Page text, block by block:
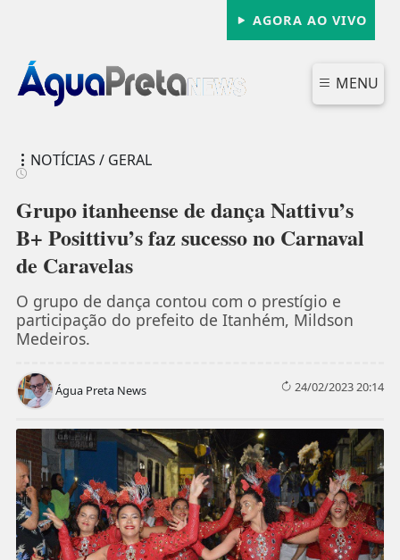
AGORA AO VIVO
MENU
NOTÍCIAS / GERAL
Grupo itanheense de dança Nattivu’s
B+ Posittivu’s faz sucesso no Carnaval
de Caravelas
O grupo de dança contou com o prestígio e
participação do prefeito de Itanhém, Mildson
Medeiros.
Água Preta News 24/02/2023 20:14